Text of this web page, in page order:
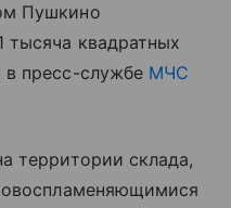
Пушкино
тысяча квадратных
пресс-службе МЧС
территории склада,